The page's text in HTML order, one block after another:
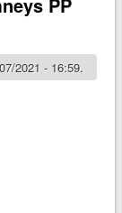
2021 - 16:59.